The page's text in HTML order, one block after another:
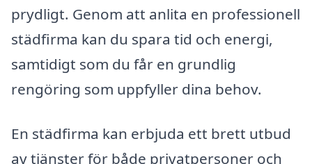
prydligt. Genom att anlita en professionell
städfirma kan du spara tid och energi,
samtidigt som du får en grundlig
rengöring som uppfyller dina behov.
En städfirma kan erbjuda ett brett utbud
av tjänster för både privatpersoner och